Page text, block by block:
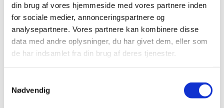
din brug af vores hjemmeside med vores partnere inden
for sociale medier, annonceringspartnere og
analysepartnere. Vores partnere kan kombinere disse
data med andre oplysninger, du har givet dem, eller som
de har indsamlet fra din brug af deres tjenester.
Nødvendig
Fra familiegudstj. i juni ... 20.06.21
Fra familiegudstj. i juni ...